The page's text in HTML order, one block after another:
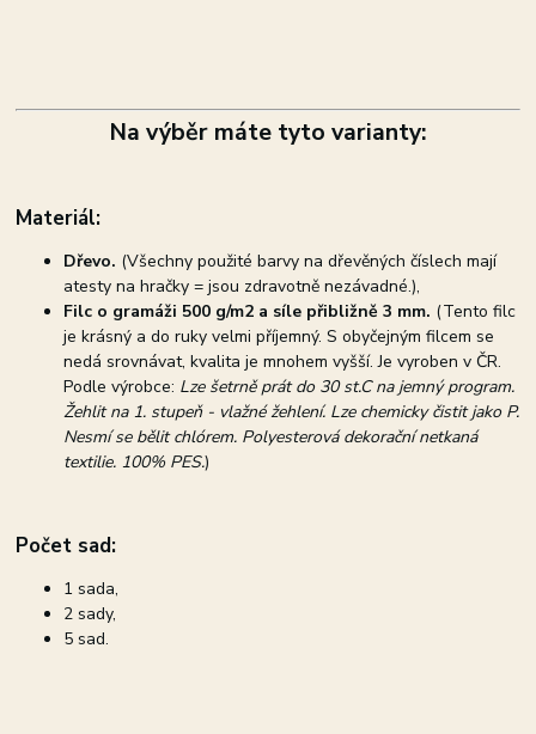
Na výběr máte tyto varianty:
Materiál:
Dřevo. (Všechny použité barvy na dřevěných číslech mají
atesty na hračky = jsou zdravotně nezávadné.),
Filc o gramáži 500 g/m2 a síle přibližně 3 mm. (Tento filc
je krásný a do ruky velmi příjemný. S obyčejným filcem se
nedá srovnávat, kvalita je mnohem vyšší. Je vyroben v ČR.
Podle výrobce: Lze šetrně prát do 30 st.C na jemný program.
Žehlit na 1. stupeň - vlažné žehlení. Lze chemicky čistit jako P.
Nesmí se bělit chlórem. Polyesterová dekorační netkaná
textilie. 100% PES.)
Počet sad:
1 sada,
2 sady,
5 sad.